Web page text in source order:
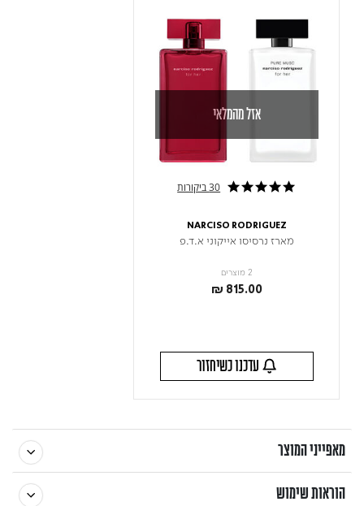
אזל מהמלאי
4.9 star rating 30 ביקורות
NARCISO RODRIGUEZ
מארז נרסיסו אייקוני א.ד.פ
2 מוצרים
₪ 815.00
מאפייני המוצר
הוראות שימוש